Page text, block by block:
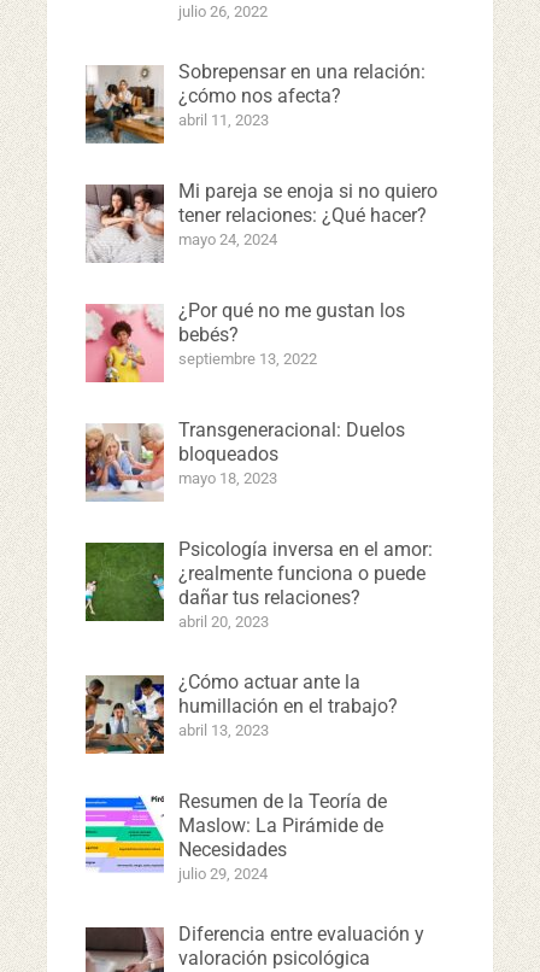
julio 26, 2022
Sobrepensar en una relación:
¿cómo nos afecta?
abril 11, 2023
Mi pareja se enoja si no quiero
tener relaciones: ¿Qué hacer?
mayo 24, 2024
¿Por qué no me gustan los
bebés?
septiembre 13, 2022
Transgeneracional: Duelos
bloqueados
mayo 18, 2023
Psicología inversa en el amor:
¿realmente funciona o puede
dañar tus relaciones?
abril 20, 2023
¿Cómo actuar ante la
humillación en el trabajo?
abril 13, 2023
Resumen de la Teoría de
Maslow: La Pirámide de
Necesidades
julio 29, 2024
Diferencia entre evaluación y
valoración psicológica